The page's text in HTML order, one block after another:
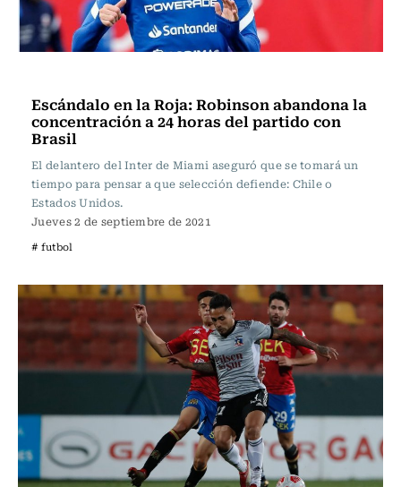
Escándalo en la Roja: Robinson abandona la
concentración a 24 horas del partido con
Brasil
El delantero del Inter de Miami aseguró que se tomará un
tiempo para pensar a que selección defiende: Chile o
Estados Unidos.
Jueves 2 de septiembre de 2021
# futbol